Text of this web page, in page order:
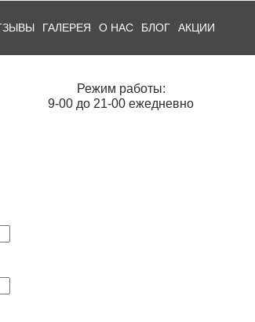
ГАЛЕРЕЯ О НАС БЛОГ АКЦИИ
Режим работы:
9-00 до 21-00 ежедневно